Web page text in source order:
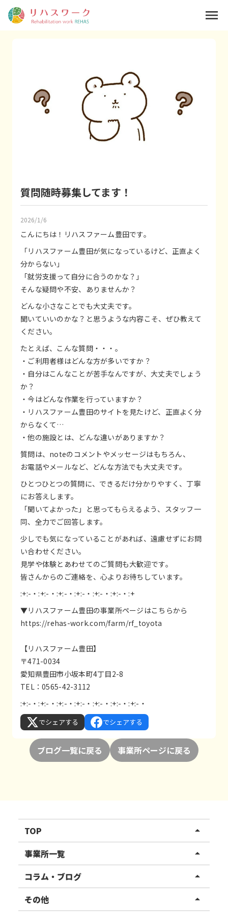
質問随時募集してます！
2026/1/6
こんにちは！リハスファーム豊田です。
「リハスファーム豊田が気になっているけど、正直よく
分からない」
「就労支援って自分に合うのかな？」
そんな疑問や不安、ありませんか？
どんな小さなことでも大丈夫です。
聞いていいのかな？と思うような内容こそ、ぜひ教えて
ください。
たとえば、こんな質問・・・。
・ご利用者様はどんな方が多いですか？
・自分はこんなことが苦手なんですが、大丈夫でしょう
か？
・今はどんな作業を行っていますか？
・リハスファーム豊田のサイトを見たけど、正直よく分
からなくて…
・他の施設とは、どんな違いがありますか？
質問は、noteのコメントやメッセージはもちろん、
お電話やメールなど、どんな方法でも大丈夫です。
ひとつひとつの質問に、できるだけ分かりやすく、丁寧
にお答えします。
「聞いてよかった」と思ってもらえるよう、スタッフ一
同、全力でご回答します。
少しでも気になっていることがあれば、遠慮せずにお問
い合わせください。
見学や体験とあわせてのご質問も大歓迎です。
皆さんからのご連絡を、心よりお待ちしています。
:+:-・:+:-・:+:-・:+:-・:+:-・:+:-・:+
▼リハスファーム豊田の事業所ページはこちらから
https://rehas-work.com/farm/rf_toyota
【リハスファーム豊田】
〒471-0034
愛知県豊田市小坂本町4丁目2-8
TEL：0565-42-3112
:+:-・:+:-・:+:-・:+:-・:+:-・:+:-・:+:-・
でシェアする でシェアする
ブログ一覧に戻る 事業所ページに戻る
menu
TOP arrow_drop_up
リハスワーク
リハスファーム
事業所一覧 arrow_drop_up
関東エリア
東北エリア
コラム・ブログ arrow_drop_up
事業所ブログ
その他 arrow_drop_up